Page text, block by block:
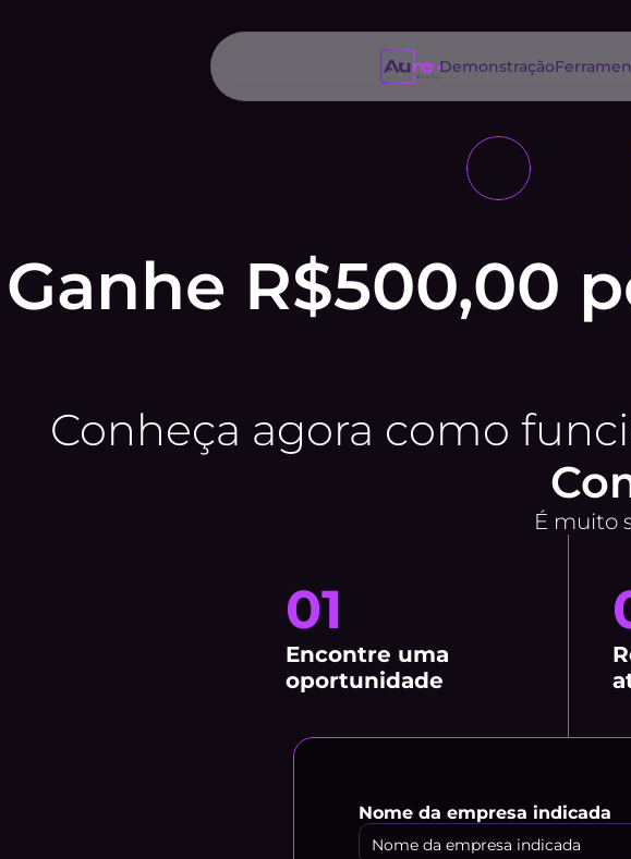
Demonstração
Ganhe R$500,00
Conheça agora como
É muito
01
Encontre uma
oportunidade
Nome da empresa indicada